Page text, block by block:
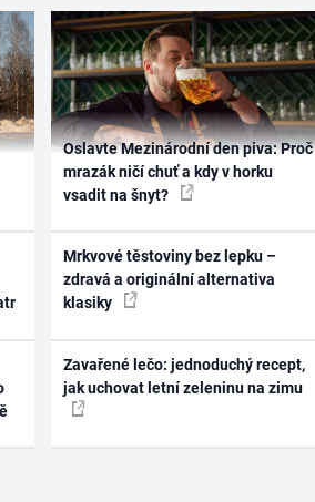
Oslavte Mezinárodní den piva: Proč
mrazák ničí chuť a kdy v horku
vsadit na šnyt?
Mrkvové těstoviny bez lepku –
zdravá a originální alternativa
klasiky
Zavařené lečo: jednoduchý recept,
jak uchovat letní zeleninu na zimu